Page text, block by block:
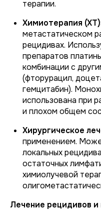
терапии.
Химиотерапия
метастатическом
рецидивах.
препаратов
комбинации с
(фторурацил,
гемцитабин).
использована при
и плохом общем
Хирургическое
применением.
локальных
остаточных
химиолучевой
Лечение рецидивов